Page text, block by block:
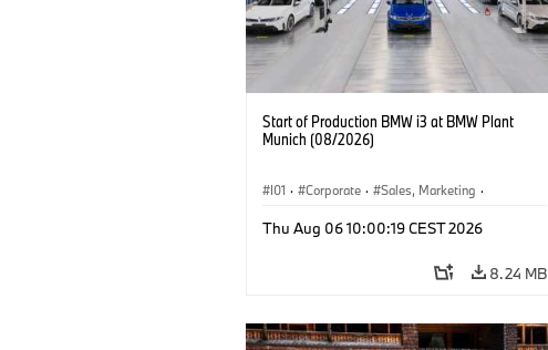
Start of Production BMW i3 at BMW Plant
Munich (08/2026)
I01 · Corporate · Sales, Marketing ·
Thu Aug 06 10:00:19 CEST 2026
8.24 MB